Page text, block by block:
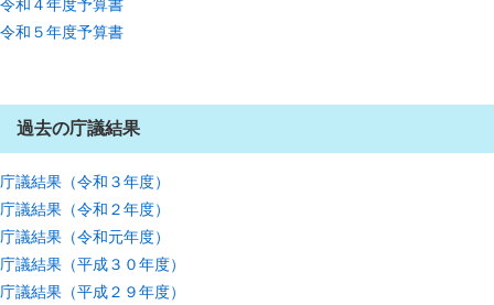
令和４年度予算書
令和５年度予算書
過去の庁議結果
庁議結果（令和３年度）
庁議結果（令和２年度）
庁議結果（令和元年度）
庁議結果（平成３０年度）
庁議結果（平成２９年度）